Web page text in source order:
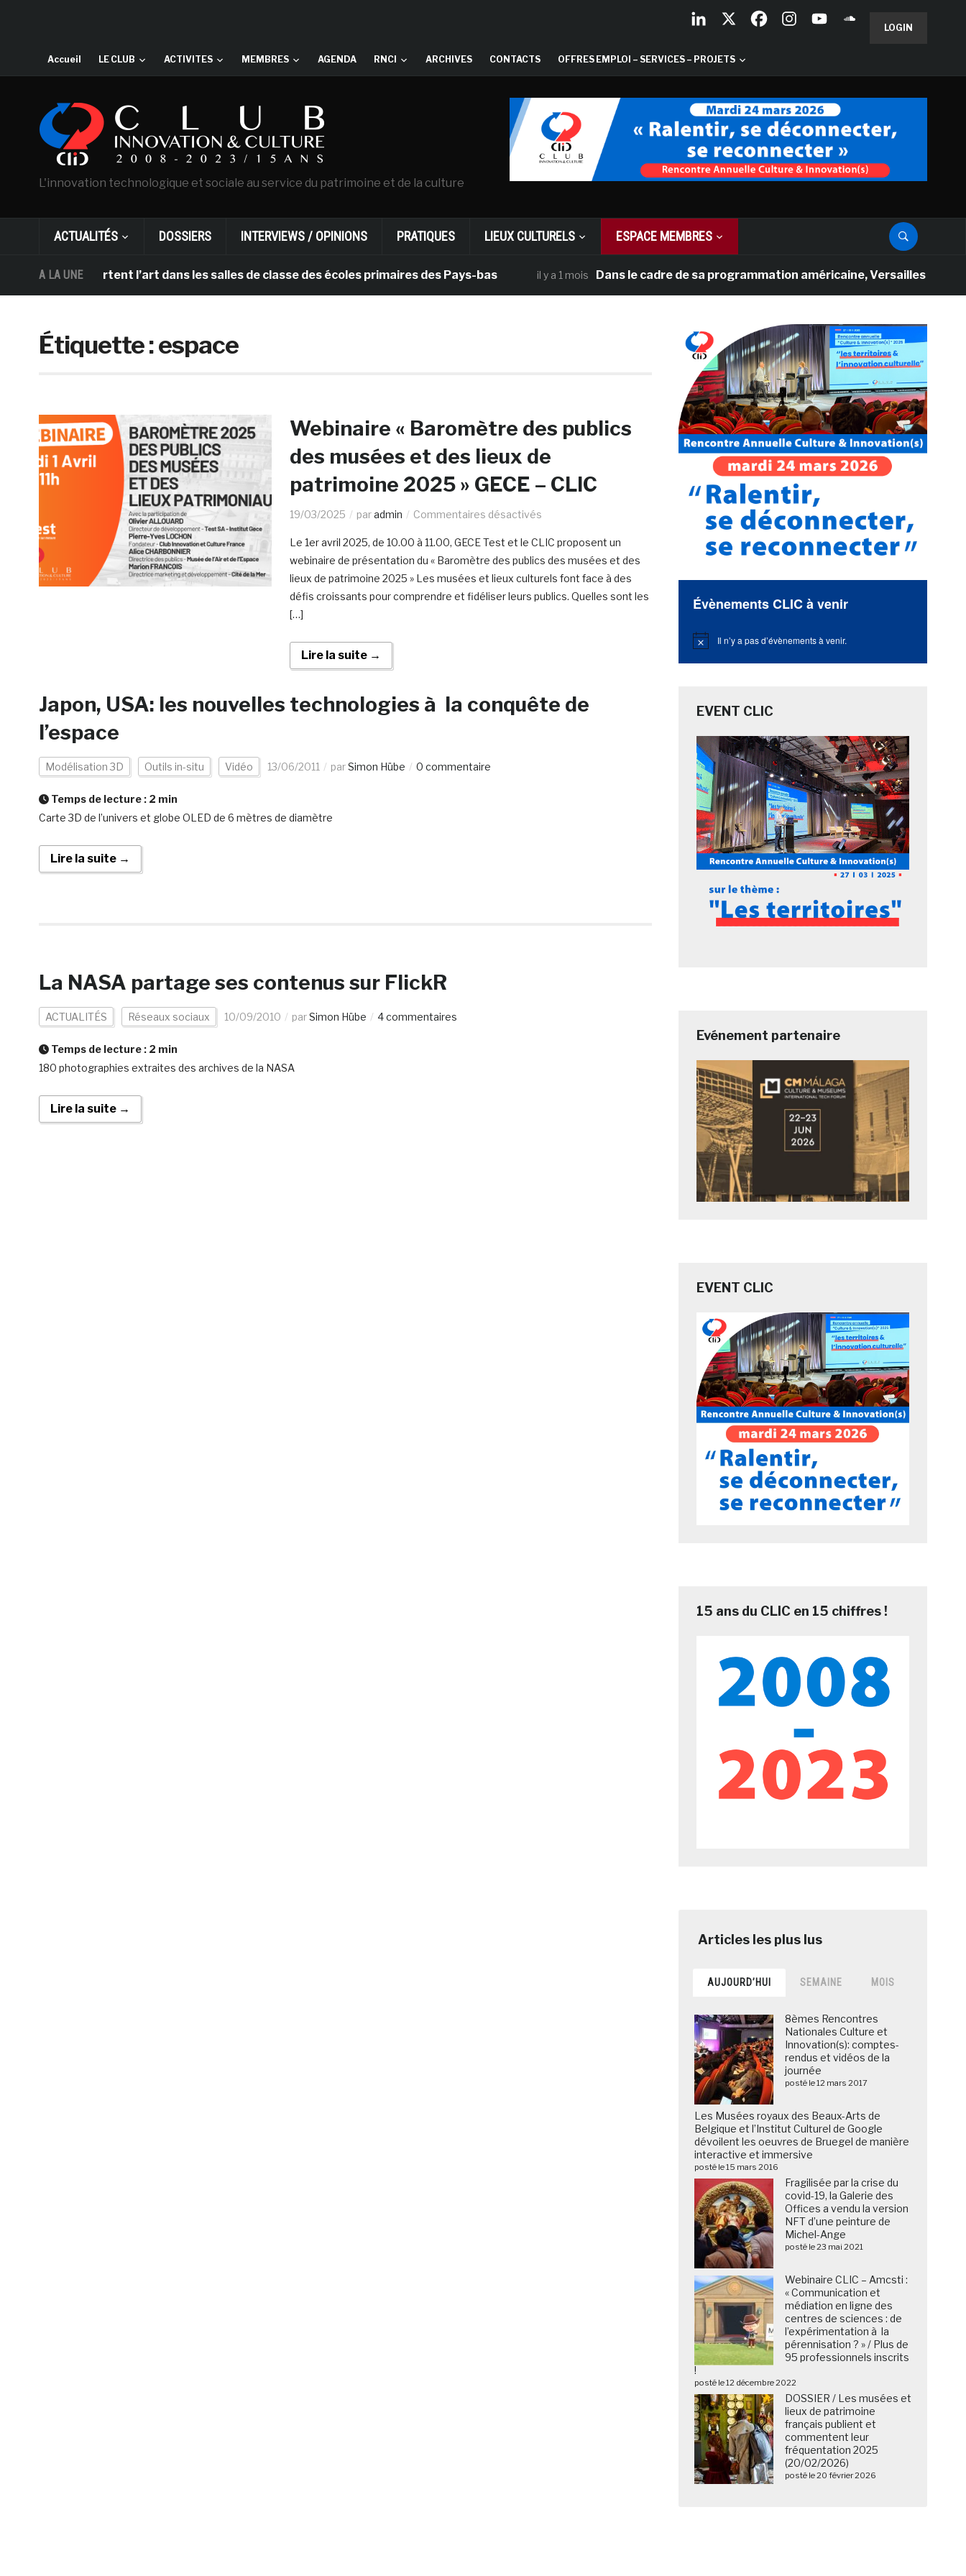
LOGIN
Accueil LE CLUB ACTIVITES MEMBRES AGENDA RNCI ARCHIVES CONTACTS OFFRES EMPLOI – SERVICES – PROJETS
L'innovation technologique et sociale au service du patrimoine et de la culture
ACTUALITÉS DOSSIERS INTERVIEWS / OPINIONS PRATIQUES LIEUX CULTURELS ESPACE MEMBRES
A LA UNE
DHL apportent l’art dans les salles de classe des écoles primaires des Pays-bas il y a 1 mois Dans le cadre de sa programmation américaine, Versailles présente
Étiquette :espace
Webinaire « Baromètre des publics
des musées et des lieux de
patrimoine 2025 » GECE – CLIC
19/03/2025 paradmin Commentaires désactivés
Le 1er avril 2025, de 10.00 à 11.00, GECE Test et le CLIC proposent un
webinaire de présentation du « Baromètre des publics des musées et des
lieux de patrimoine 2025 » Les musées et lieux culturels font face à des
défis croissants pour comprendre et fidéliser leurs publics. Quelles sont les
[…]
Lire la suite →
Japon, USA: les nouvelles technologies à la conquête de
l’espace
Modélisation 3D Outils in-situ Vidéo 13/06/2011 parSimon Hübe 0 commentaire
Temps de lecture : 2 min
Carte 3D de l’univers et globe OLED de 6 mètres de diamètre
Lire la suite →
La NASA partage ses contenus sur FlickR
ACTUALITÉS Réseaux sociaux 10/09/2010 parSimon Hübe 4 commentaires
Temps de lecture : 2 min
180 photographies extraites des archives de la NASA
Lire la suite →
Évènements CLIC à venir
Notice Il n’y a pas d’évènements à venir.
EVENT CLIC
Evénement partenaire
EVENT CLIC
15 ans du CLIC en 15 chiffres !
AUJOURD’HUI SEMAINE MOIS
8èmes Rencontres
Nationales Culture et
Innovation(s): comptes-
rendus et vidéos de la
journée
posté le 12 mars 2017
Les Musées royaux des Beaux-Arts de
Belgique et l’Institut Culturel de Google
dévoilent les oeuvres de Bruegel de manière
interactive et immersive
posté le 15 mars 2016
Fragilisée par la crise du
covid-19, la Galerie des
Offices a vendu la version
NFT d’une peinture de
Michel-Ange
posté le 23 mai 2021
Webinaire CLIC – Amcsti :
« Communication et
médiation en ligne des
centres de sciences : de
l’expérimentation à la
pérennisation ? » / Plus de
95 professionnels inscrits
!
posté le 12 décembre 2022
DOSSIER / Les musées et
lieux de patrimoine
français publient et
commentent leur
fréquentation 2025
(20/02/2026)
posté le 20 février 2026